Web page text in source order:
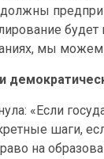
должны
будет
мы можем
«Если
шаги,
на